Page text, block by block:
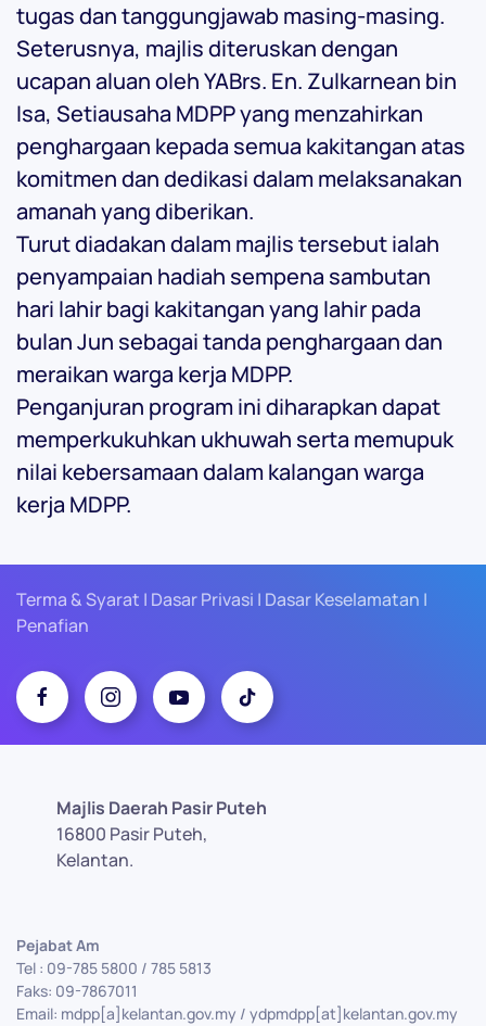
tugas dan tanggungjawab masing-masing.
Seterusnya, majlis diteruskan dengan
ucapan aluan oleh YABrs. En. Zulkarnean bin
Isa, Setiausaha MDPP yang menzahirkan
penghargaan kepada semua kakitangan atas
komitmen dan dedikasi dalam melaksanakan
amanah yang diberikan.
Turut diadakan dalam majlis tersebut ialah
penyampaian hadiah sempena sambutan
hari lahir bagi kakitangan yang lahir pada
bulan Jun sebagai tanda penghargaan dan
meraikan warga kerja MDPP.
Penganjuran program ini diharapkan dapat
memperkukuhkan ukhuwah serta memupuk
nilai kebersamaan dalam kalangan warga
kerja MDPP.
Terma & Syarat | Dasar Privasi | Dasar Keselamatan |
Penafian
Majlis Daerah Pasir Puteh
16800 Pasir Puteh,
Kelantan.
Pejabat Am
Tel : 09-785 5800 / 785 5813
Faks: 09-7867011
Email: mdpp[a]kelantan.gov.my / ydpmdpp[at]kelantan.gov.my